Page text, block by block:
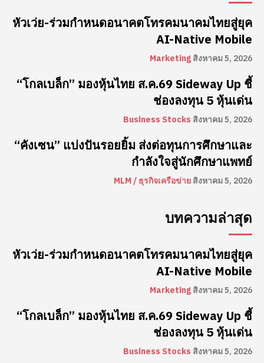
หัวเว่ย-ร่วมกำหนดอนาคตโทรคมนาคมไทยสู่ยุค
AI-Native Mobile
Marketingสิงหาคม 5, 2026
“โกลเบล็ก” มองหุ้นไทย ส.ค.69 Sideway Up ชี้
ช่องลงทุน 5 หุ้นเด่น
Business Stocks สิงหาคม 5, 2026
“คังเซน” แบ่งปันรอยยิ้ม ส่งต่อทุนการศึกษาและ
กำลังใจสู่นักศึกษาแพทย์
MLM / ธุรกิจเครือข่ายสิงหาคม 5, 2026
บทความล่าสุด
หัวเว่ย-ร่วมกำหนดอนาคตโทรคมนาคมไทยสู่ยุค
AI-Native Mobile
Marketingสิงหาคม 5, 2026
“โกลเบล็ก” มองหุ้นไทย ส.ค.69 Sideway Up ชี้
ช่องลงทุน 5 หุ้นเด่น
Business Stocks สิงหาคม 5, 2026